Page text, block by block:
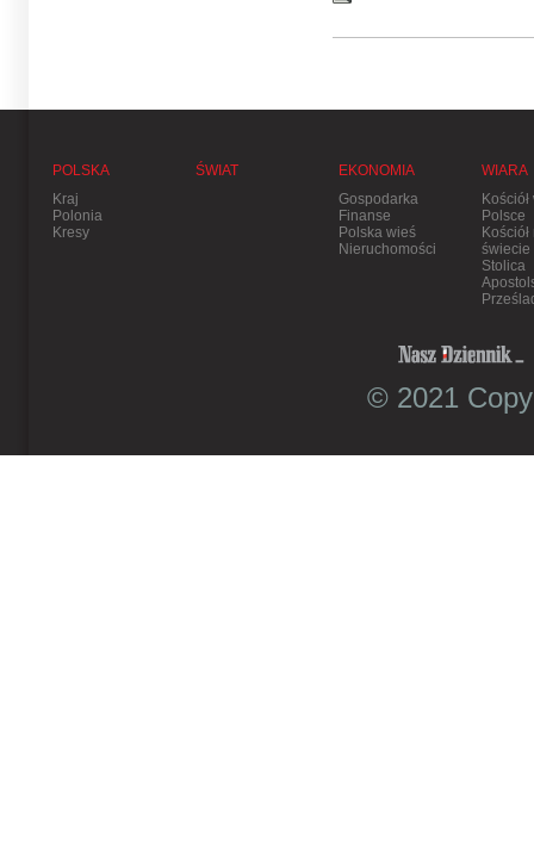
POLSKA
Kraj
Polonia
Kresy
ŚWIAT
EKONOMIA
Gospodarka
Finanse
Polska wieś
Nieruchomości
WIARA
Kościół
Polsce
Kościół
świecie
Stolica
© 2021